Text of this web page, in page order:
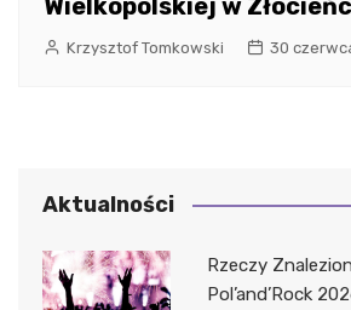
Wielkopolskiej w
Krzysztof Tomkowski 30
Aktualności
Rzeczy
Pol’and’Rock